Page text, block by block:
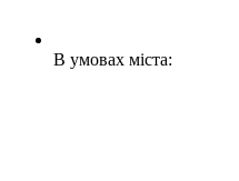
В умовах міста: